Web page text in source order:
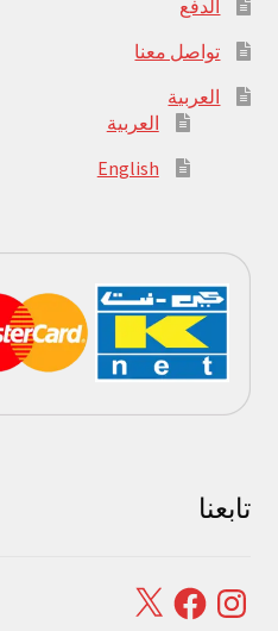
الدفع
تواصل معنا
العربية
العربية
English
تابعنا
Instagram
Facebook
X